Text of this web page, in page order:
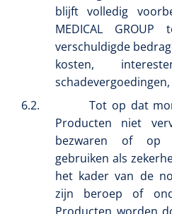
Qualiteam
RUBAN - breukband 4 banden
blijft volledig
MEDICAL
verschuldigde
kosten,
6.2.
Tot op dat
Producten niet
bezwaren of op
gebruiken als
het kader van de
zijn beroep of